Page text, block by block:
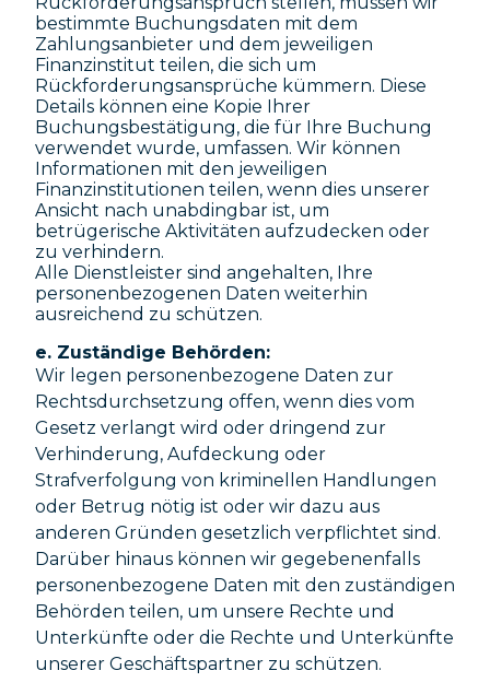
bestimmte Buchungsdaten mit dem
Zahlungsanbieter und dem jeweiligen
Finanzinstitut teilen, die sich um
Rückforderungsansprüche kümmern. Diese
Details können eine Kopie Ihrer
Buchungsbestätigung, die für Ihre Buchung
verwendet wurde, umfassen. Wir können
Informationen mit den jeweiligen
Finanzinstitutionen teilen, wenn dies unserer
Ansicht nach unabdingbar ist, um
betrügerische Aktivitäten aufzudecken oder
zu verhindern.
Alle Dienstleister sind angehalten, Ihre
personenbezogenen Daten weiterhin
ausreichend zu schützen.
e. Zuständige Behörden:
Wir legen personenbezogene Daten zur
Rechtsdurchsetzung offen, wenn dies vom
Gesetz verlangt wird oder dringend zur
Verhinderung, Aufdeckung oder
Strafverfolgung von kriminellen Handlungen
oder Betrug nötig ist oder wir dazu aus
anderen Gründen gesetzlich verpflichtet sind.
Darüber hinaus können wir gegebenenfalls
personenbezogene Daten mit den zuständigen
Behörden teilen, um unsere Rechte und
Unterkünfte oder die Rechte und Unterkünfte
unserer Geschäftspartner zu schützen.